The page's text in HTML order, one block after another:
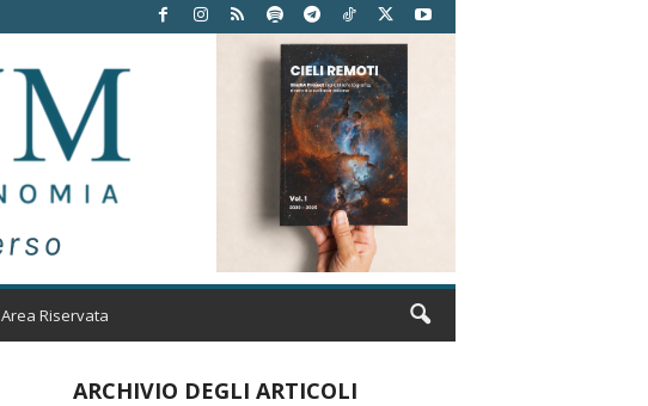
Area Riservata
ARCHIVIO DEGLI ARTICOLI